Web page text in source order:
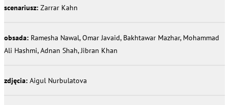
scenariusz: Zarrar Kahn
obsada: Ramesha Nawal, Omar Javaid, Bakhtawar Mazhar, Mohammad
Ali Hashmi, Adnan Shah, Jibran Khan
zdjęcia: Aigul Nurbulatova